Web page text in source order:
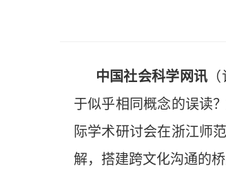
中国社会科学网讯（
于似乎相同概念的误读
际学术研讨会在浙江师
解，搭建跨文化沟通的